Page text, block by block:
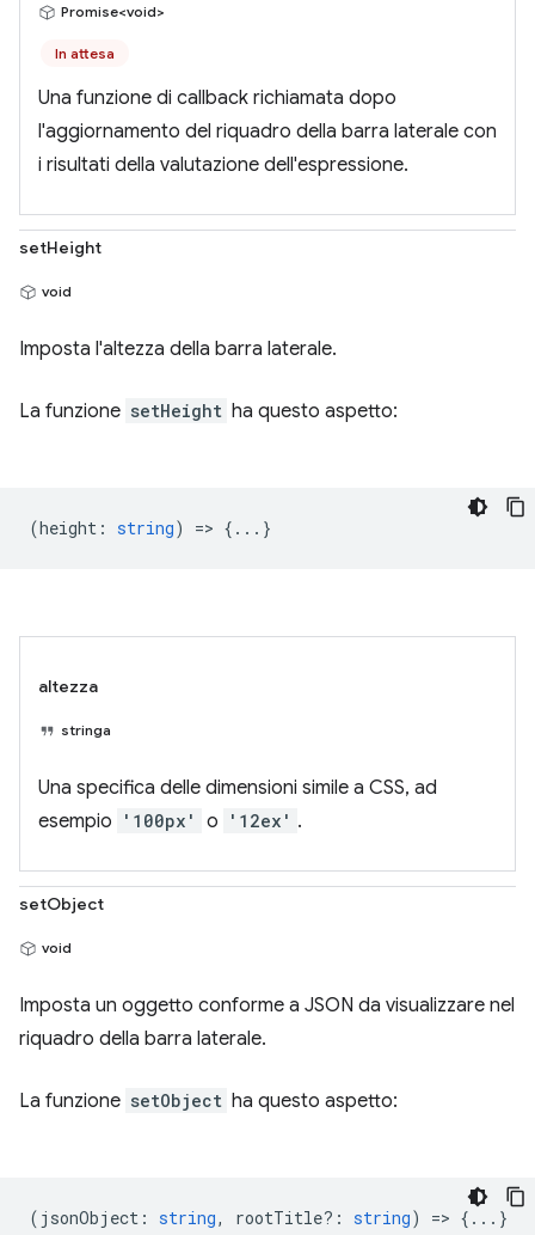
Promise<void>
In attesa
Una funzione di callback richiamata dopo
l'aggiornamento del riquadro della barra laterale con
i risultati della valutazione dell'espressione.
setHeight
void
Imposta l'altezza della barra laterale.
La funzione setHeight ha questo aspetto:
(height : string) => {...}
altezza
stringa
Una specifica delle dimensioni simile a CSS, ad
esempio
'100px' o '12ex' .
setObject
void
Imposta un oggetto conforme a JSON da visualizzare nel
riquadro della barra laterale.
La funzione setObject ha questo aspetto:
( jsonObject : string, rootTitle? : string) => {...}